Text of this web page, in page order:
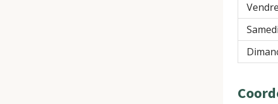
Samedi